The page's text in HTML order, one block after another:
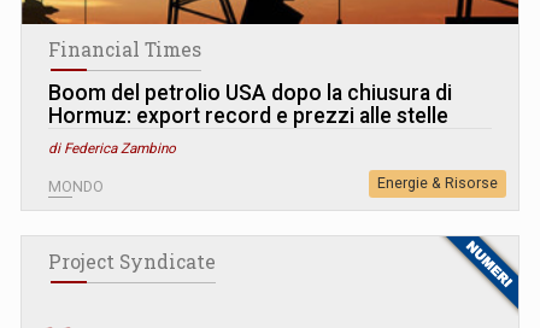
Financial Times
Boom del petrolio USA dopo la chiusura di
Hormuz: export record e prezzi alle stelle
di Federica Zambino
MONDO Energie & Risorse
Project Syndicate